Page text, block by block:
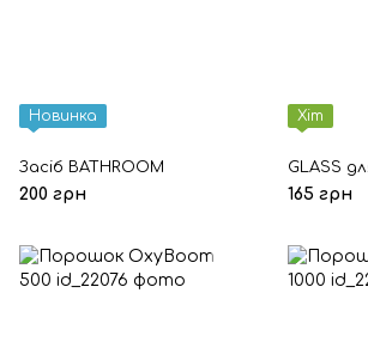
Новинка
Засіб BATHROOM
200 грн
Хіт
GLASS
165 грн